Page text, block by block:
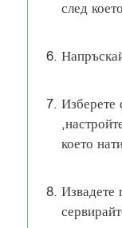
след
което
Извадете